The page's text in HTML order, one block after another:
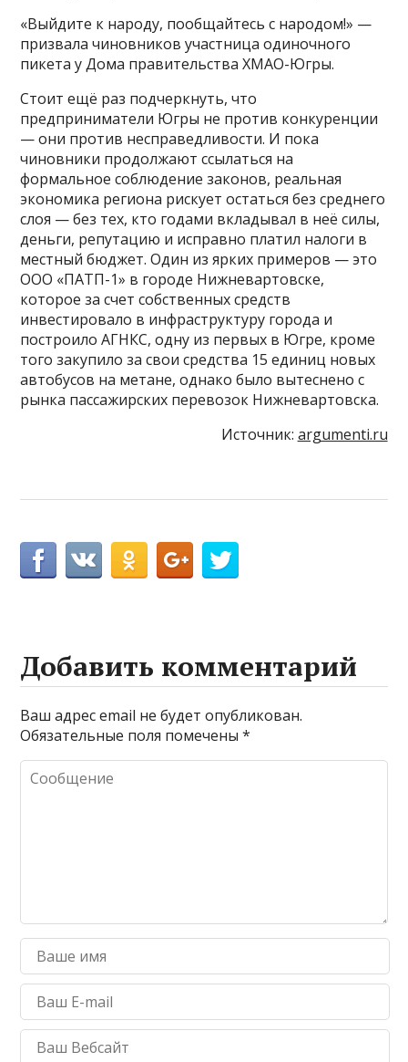
«Выйдите к народу, пообщайтесь с народом!» —
призвала чиновников участница одиночного
пикета у Дома правительства ХМАО-Югры.
Стоит ещё раз подчеркнуть, что
предприниматели Югры не против конкуренции
— они против несправедливости. И пока
чиновники продолжают ссылаться на
формальное соблюдение законов, реальная
экономика региона рискует остаться без среднего
слоя — без тех, кто годами вкладывал в неё силы,
деньги, репутацию и исправно платил налоги в
местный бюджет. Один из ярких примеров — это
ООО «ПАТП-1» в городе Нижневартовске,
которое за счет собственных средств
инвестировало в инфраструктуру города и
построило АГНКС, одну из первых в Югре, кроме
того закупило за свои средства 15 единиц новых
автобусов на метане, однако было вытеснено с
рынка пассажирских перевозок Нижневартовска.
Источник: argumenti.ru
Добавить комментарий
Ваш адрес email не будет опубликован.
Обязательные поля помечены*